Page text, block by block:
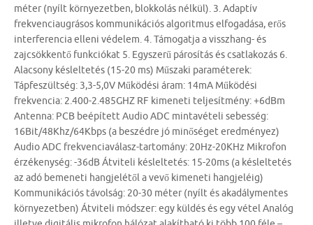
méter (nyílt környezetben, blokkolás nélkül). 3. Adaptív
frekvenciaugrásos kommunikációs algoritmus elfogadása, erős
interferencia elleni védelem. 4. Támogatja a visszhang- és
zajcsökkentő funkciókat 5. Egyszerű párosítás és csatlakozás 6.
Alacsony késleltetés (15-20 ms) Műszaki paraméterek:
Tápfeszültség: 3,3-5,0V Működési áram: 14mA Működési
frekvencia: 2.400-2.485GHZ RF kimeneti teljesítmény: +6dBm
Antenna: PCB beépített Audio ADC mintavételi sebesség:
16Bit/48Khz/64Kbps (a beszédre jó minőséget eredményez)
Audio ADC frekvenciaválasz-tartomány: 20Hz-20KHz Mikrofon
érzékenység: -36dB Átviteli késleltetés: 15-20ms (a késleltetés
az adó bemeneti hangjelétől a vevő kimeneti hangjeléig)
Kommunikációs távolság: 20-30 méter (nyílt és akadálymentes
környezetben) Átviteli módszer: egy küldés és egy vétel Analóg